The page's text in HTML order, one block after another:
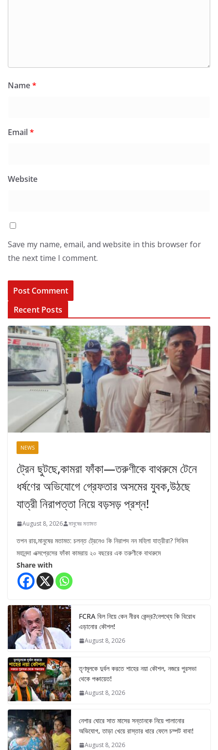
Name*
Email*
Website
Save my name, email, and website in this browser for
the next time I comment.
Recent Posts
NEWS
ট্রেন ছুটছে,কামরা ফাঁকা—তরুণীকে বাথরুমে টেনে
ধর্ষণের অভিযোগে গ্রেফতার অসমের যুবক,উঠছে
যাত্রী নিরাপত্তা নিয়ে বড়সড় প্রশ্ন!
August 8, 2026 মানুষের মতামত
তপন রায়,মানুষের মতামত: চলন্ত ট্রেনেও কি নিরাপদ নন মহিলা যাত্রীরা? সিকিম
মহানন্দা এক্সপ্রেসের ফাঁকা কামরায় ২০ বছরের এক তরুণীকে বাথরুমে
Share with
FCRA বিল নিয়ে কেন নীরব কেন্দ্র?নেপথ্যে কি বিরোধ
এড়ানোর কৌশল!
August 8, 2026
তৃণমূলকে দুর্বল করতে শাহের নয়া কৌশল, নজরে পুরসভা
থেকে পঞ্চায়েত!
August 8, 2026
নেশার ঘোরে সাত মাসের সন্তানকে নিয়ে পালানোর
অভিযোগ, তাড়া খেয়ে রাস্তার ধারে ফেলে চম্পট বাবা!
August 8, 2026